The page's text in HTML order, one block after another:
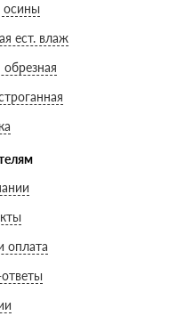
осины
ест. влаж
обрезная
оплата